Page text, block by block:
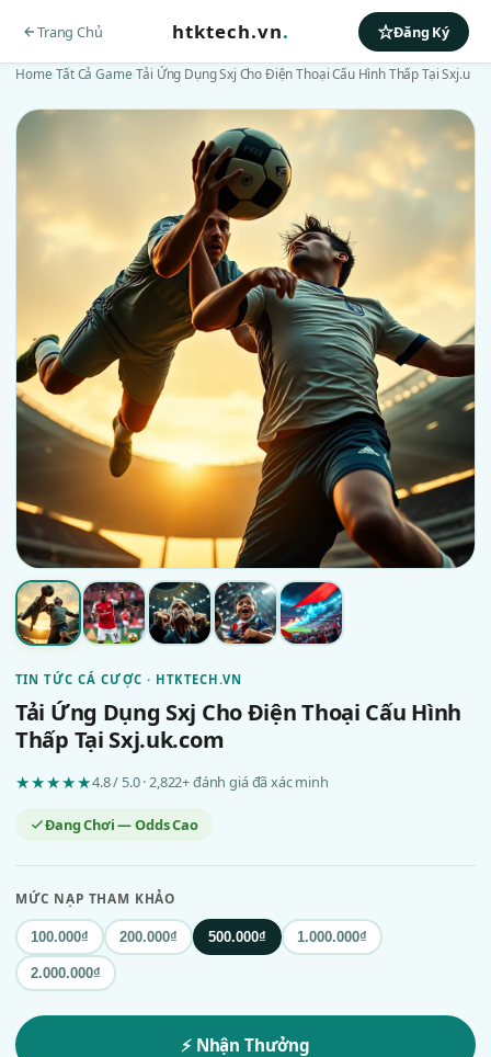
Trang Chủ htktech.vn. Đăng Ký
Home›Tất Cả Game›Tải Ứng Dụng Sxj Cho Điện Thoại Cấu Hình Thấp Tại Sxj.u
TIN TỨC CÁ CƯỢC · HTKTECH.VN
Tải Ứng Dụng Sxj Cho Điện Thoại Cấu Hình
Thấp Tại Sxj.uk.com
★★★★★4.8 / 5.0 · 2,822+ đánh giá đã xác minh
Đang Chơi — Odds Cao
MỨC NẠP THAM KHẢO
100.000₫ 200.000₫ 500.000₫ 1.000.000₫
2.000.000₫
⚡ Nhận Thưởng